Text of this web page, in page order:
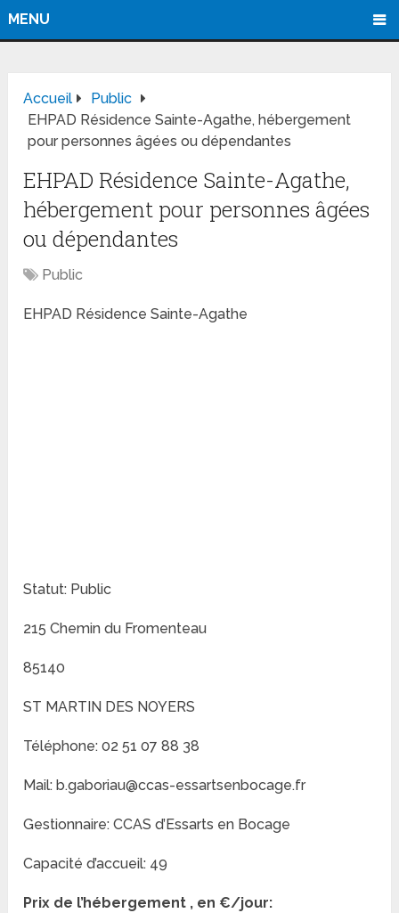
MENU
Accueil
Public
EHPAD Résidence Sainte-Agathe, hébergement
pour personnes âgées ou dépendantes
EHPAD Résidence Sainte-Agathe,
hébergement pour personnes âgées
ou dépendantes
Public
EHPAD Résidence Sainte-Agathe
Statut: Public
215 Chemin du Fromenteau
85140
ST MARTIN DES NOYERS
Téléphone: 02 51 07 88 38
Mail: b.gaboriau@ccas-essartsenbocage.fr
Gestionnaire: CCAS d’Essarts en Bocage
Capacité d’accueil: 49
Prix de l’hébergement , en €/jour: